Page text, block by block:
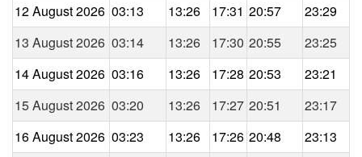
12 August 2026 03:13 13:26 17:31 20:57
23:29
13 August 2026 03:14 13:26 17:30 20:55
23:25
14 August 2026 03:16 13:26 17:28 20:53
23:21
15 August 2026 03:20 13:26 17:27 20:51
23:17
16 August 2026 03:23 13:26 17:26 20:48
23:13